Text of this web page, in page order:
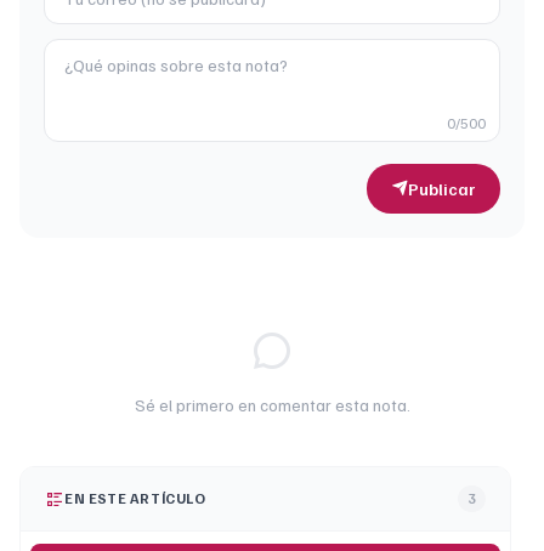
0/500
Publicar
Sé el primero en comentar esta nota.
EN ESTE ARTÍCULO 3